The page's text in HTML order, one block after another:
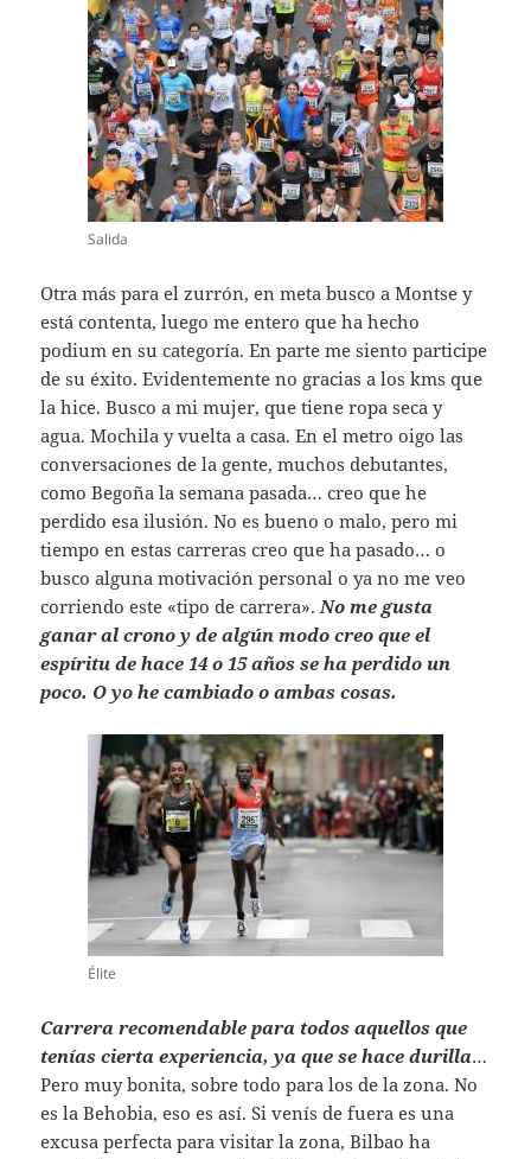
Salida
Otra más para el zurrón, en meta busco a Montse y
está contenta, luego me entero que ha hecho
podium en su categoría. En parte me siento participe
de su éxito. Evidentemente no gracias a los kms que
la hice. Busco a mi mujer, que tiene ropa seca y
agua. Mochila y vuelta a casa. En el metro oigo las
conversaciones de la gente, muchos debutantes,
como Begoña la semana pasada… creo que he
perdido esa ilusión. No es bueno o malo, pero mi
tiempo en estas carreras creo que ha pasado… o
busco alguna motivación personal o ya no me veo
corriendo este «tipo de carrera».No me gusta
ganar al crono y de algún modo creo que el
espíritu de hace 14 o 15 años se ha perdido un
poco. O yo he cambiado o ambas cosas.
Élite
Carrera recomendable para todos aquellos que
tenías cierta experiencia, ya que se hace durilla…
Pero muy bonita, sobre todo para los de la zona. No
es la Behobia, eso es así. Si venís de fuera es una
excusa perfecta para visitar la zona, Bilbao ha